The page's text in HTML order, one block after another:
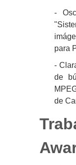
-
para
-
de
de